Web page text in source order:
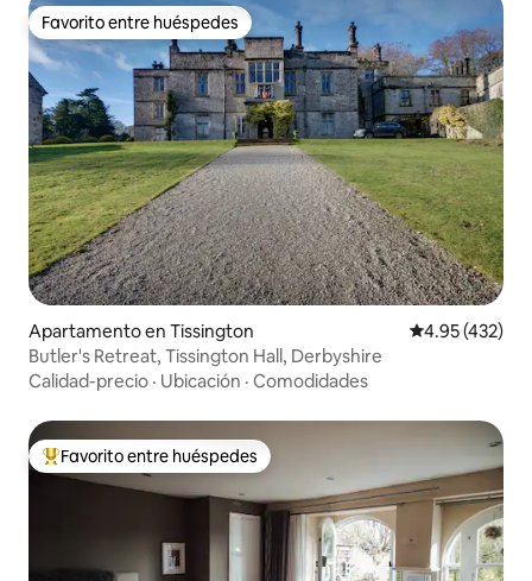
Favorito entre huéspedes
Favorito entre huéspedes
Apartamento en Tissington Calificación
4.95 (432)
Butler's Retreat, Tissington Hall, Derbyshire
Calidad-precio · Ubicación · Comodidades
Favorito entre huéspedes preferido
Favorito entre huéspedes